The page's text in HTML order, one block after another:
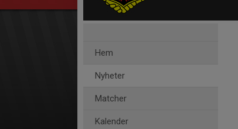
Hem
Nyheter
Matcher
Kalender